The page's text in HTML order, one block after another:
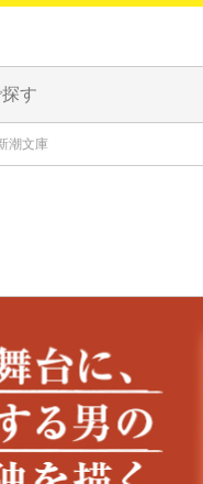
潮文庫